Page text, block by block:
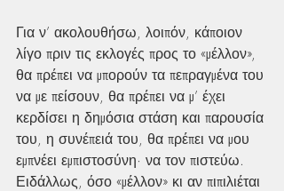
Για ν’ ακολουθήσω, λοιπόν, κάποιον
λίγο πριν τις εκλογές προς το «μέλλον»,
θα πρέπει να μπορούν τα πεπραγμένα του
να με πείσουν, θα πρέπει να μ’ έχει
κερδίσει η δημόσια στάση και παρουσία
του, η συνέπειά του, θα πρέπει να μου
εμπνέει εμπιστοσύνη· να τον πιστεύω.
Ειδάλλως, όσο «μέλλον» κι αν πιπιλιέται